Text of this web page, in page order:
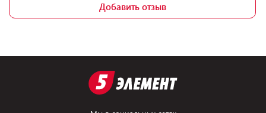
Добавить отзыв